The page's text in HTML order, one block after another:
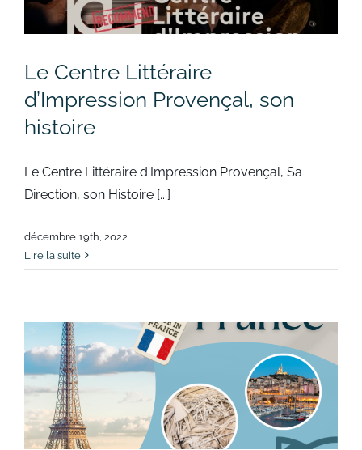
Le Centre Littéraire
d’Impression Provençal, son
histoire
Le Centre Littéraire d'Impression Provençal, Sa
Direction, son Histoire [...]
décembre 19th, 2022
Lire la suite